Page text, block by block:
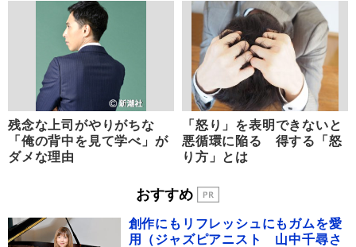
残念な上司がやりがちな
「俺の背中を見て学べ」が
ダメな理由
「怒り」を表明できないと
悪循環に陥る 得する「怒
り方」とは
おすすめ
創作にもリフレッシュにもガムを愛
用（ジャズピアニスト 山中千尋さ